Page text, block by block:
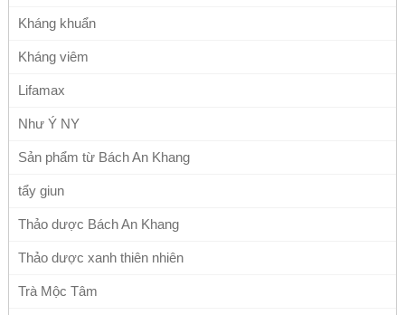
Kháng khuẩn
Kháng viêm
Lifamax
Như Ý NY
Sản phẩm từ Bách An Khang
tẩy giun
Thảo dược Bách An Khang
Thảo dược xanh thiên nhiên
Trà Mộc Tâm